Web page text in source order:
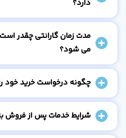
دارد؟
مدت زمان گارانتی چقدر
می شود؟
چگونه درخواست خرید خود
شرایط خدمات پس از فروش